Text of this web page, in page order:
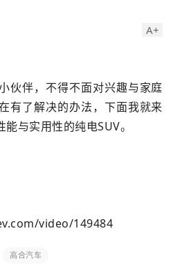
A+
伙伴，不得不面对兴趣与家庭
有了解决的办法，下面我就来
与实用性的纯电SUV。
video/149484
高合汽车